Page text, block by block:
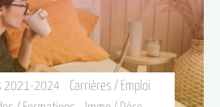
2021-2024
Carrières / Emploi